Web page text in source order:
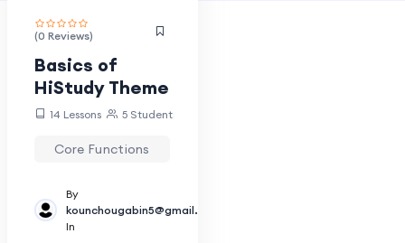
(0 Reviews)
Basics of
HiStudy Theme
14 Lessons 5 Students
Core Functions
By
kounchougabin5@gmail.com
In